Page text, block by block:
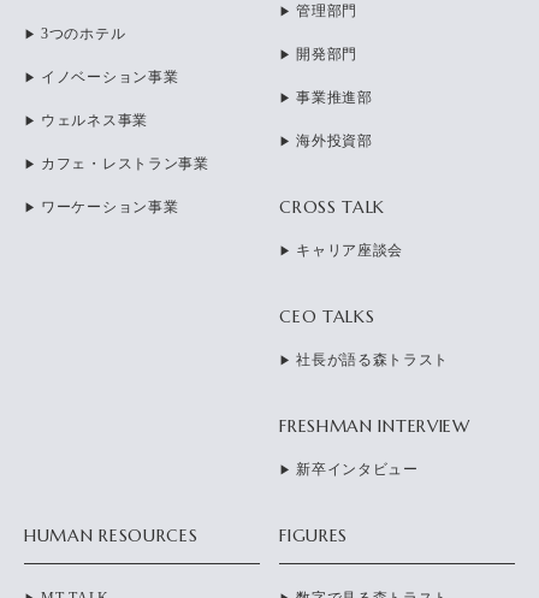
3つのホテル
イノベーション事業
ウェルネス事業
カフェ・レストラン事業
ワーケーション事業
管理部門
開発部門
事業推進部
海外投資部
CROSS TALK
キャリア座談会
CEO TALKS
社長が語る森トラスト
FRESHMAN INTERVIEW
新卒インタビュー
HUMAN RESOURCES FIGURES